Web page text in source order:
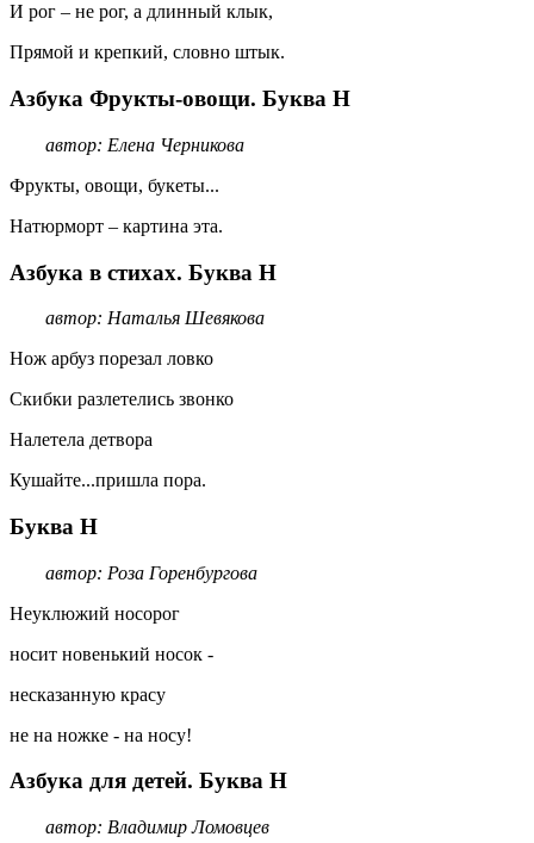
И рог – не рог, а длинный клык,
Прямой и крепкий, словно штык.
Азбука Фрукты-овощи. Буква Н
автор: Елена Черникова
Фрукты, овощи, букеты...
Натюрморт – картина эта.
Азбука в стихах. Буква Н
автор: Наталья Шевякова
Нож арбуз порезал ловко
Скибки разлетелись звонко
Налетела детвора
Кушайте...пришла пора.
Буква Н
автор: Роза Горенбургова
Неуклюжий носорог
носит новенький носок -
несказанную красу
не на ножке - на носу!
Азбука для детей. Буква Н
автор: Владимир Ломовцев